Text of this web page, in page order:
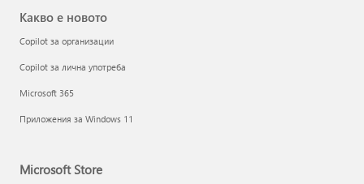
Какво е новото
Copilot за организации
Copilot за лична употреба
Microsoft 365
Приложения за Windows 11
Microsoft Store